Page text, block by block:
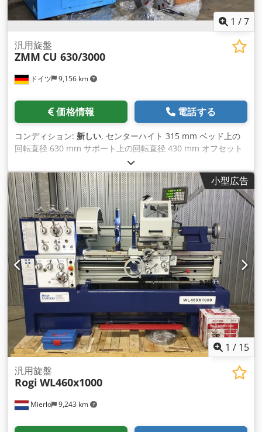
1 /7
ドイツ 9,156 km
汎用旋盤
ZMM CU 630/3000
価格情報 電話する
コンディション: 新しい, センターハイト 315 mm ベッド上の
回転直径 630 mm サポート上の回転直径 430 mm オフセット
回転径 830 mm 中心距離 3000 mm スピンドル内径 103 mm
スピンドルホルダー DIN 55027 サイズ11 ベッド幅 400 mm
21段階回転数 12.5 - 1250 rpm 送り範囲 縦方向 0.04 - 12
mm/rev 横方向 0.02 - 6 mm/rev 64 メートルねじ 0.5 - 120
mm 64インチねじ 60 - 1/4" 64 モジュラーネジ 0.125 - 30 モ
ジュール 64 直径ピッチねじ 240 - 1 ピッチ テールストックホ
ルダー MK 5 クイル移動量 230 mm クイル径 75 mm 駆動力
11 kW 寸法 長さ x 幅 x 高さ 約 5100 x 1400 x 1300 mm 重量
約4800 kg 付属品 / 特別機能 - 3軸デジタルディスプレイ K+C
製 - 3爪チャック BISON製 Ø 315 mm - クイックチェンジスチ
ールホルダーシステム "Multifix" サイズC - 11 kWのパワフルな
メインドライブ - 大型スピンドル内径 Ø 103 mm - 回転式振れ
止め - 小型固定振れ止め - 大型固定振れ止め - オフセット - 長
手方向および軸方向の高速トラバース - 電磁ブレーキ - クーラ
ントシステム - マシンライト - 心押台クイッククランプ装置 -
ベッドストップ - フルレングスのリアマッドガード - スチール
ホルダーガード - 電気ヒューズ付きチャックガード - リード＆
トラクションスピンドルガード Chedpfx Ajk Dpxlocnsa - 交換
可能なギアホイール - スピンドルの固定センターポイント - ス
部ブルー RAL 5015 - CE適合 納期：受注後約2ヶ月 配送：ブル
小型広告
1 / 15
Mierlo 9,243 km
汎用旋盤
Rogi WL460x1000